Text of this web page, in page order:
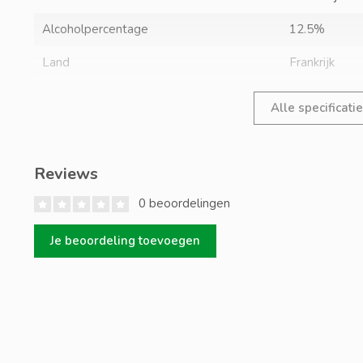
Alcoholpercentage 12.5%
Land Frankrijk
Alle
Reviews
0 beoordelingen
Je beoordeling toevoegen